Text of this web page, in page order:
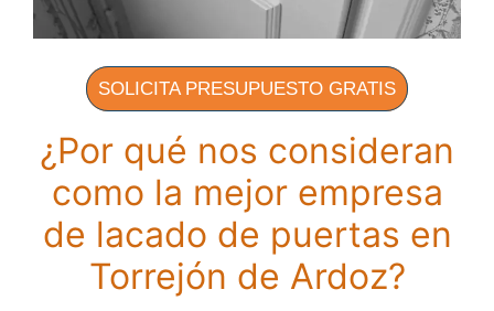
SOLICITA PRESUPUESTO GRATIS
¿Por qué nos consideran
como la mejor empresa
de lacado de puertas en
Torrejón de Ardoz?